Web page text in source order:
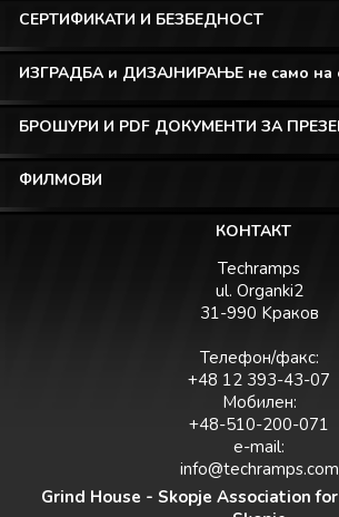
СЕРТИФИКАТИ И БЕЗБЕДНОСТ
ИЗГРАДБА и ДИЗАЈНИРАЊЕ не само на
БРОШУРИ И PDF ДОКУМЕНТИ ЗА
ФИЛМОВИ
КОНТАКТ
Techramps
ul. Organki2
31-990 Kраков
Телефон/факс:
+48 12 393-43-07
Мобилен:
+48-510-200-071
e-mail:
info@techramps.com
Grind House - Skopje Association